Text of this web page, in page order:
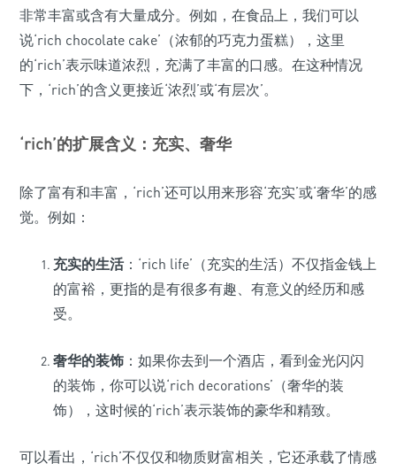
非常丰富或含有大量成分。例如，在食品上，我们可以
说‘rich chocolate cake’（浓郁的巧克力蛋糕），这里
的‘rich’表示味道浓烈，充满了丰富的口感。在这种情况
下，‘rich’的含义更接近‘浓烈’或‘有层次’。
‘rich’的扩展含义：充实、奢华
除了富有和丰富，‘rich’还可以用来形容‘充实’或‘奢华’的感
觉。例如：
充实的生活：‘rich life’（充实的生活）不仅指金钱上
的富裕，更指的是有很多有趣、有意义的经历和感
受。
奢华的装饰 ：如果你去到一个酒店，看到金光闪闪
的装饰，你可以说‘rich decorations’（奢华的装
饰），这时候的‘rich’表示装饰的豪华和精致。
可以看出，‘rich’不仅仅和物质财富相关，它还承载了情感